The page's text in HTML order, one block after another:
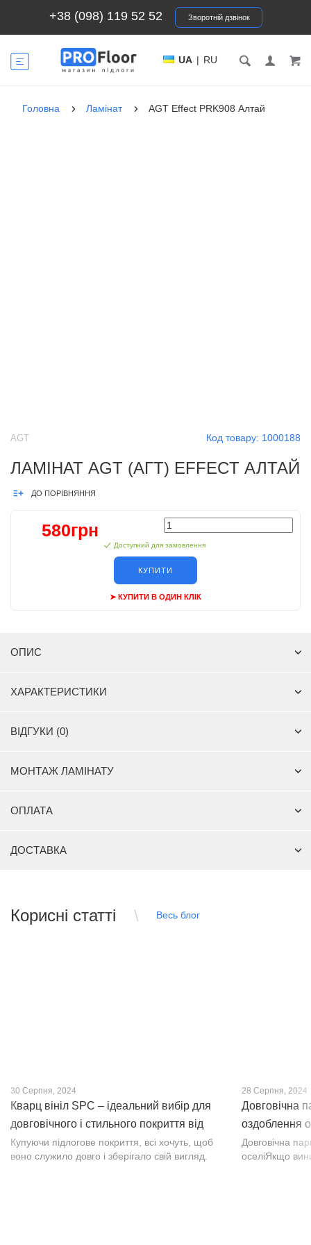
+38 (098) 119 52 52 Зворотній дзвінок
UA | RU
Головна Ламінат AGT Effect PRK908 Алтай
Код товару: 1000188
AGT
ЛАМІНАТ AGT (АГТ) EFFECT АЛТАЙ
ДО ПОРІВНЯННЯ
580грн
Доступний для замовлення
КУПИТИ
➤ КУПИТИ В ОДИН КЛІК
ОПИС
ХАРАКТЕРИСТИКИ
ВІДГУКИ (0)
МОНТАЖ ЛАМІНАТУ
ОПЛАТА
ДОСТАВКА
Корисні статті Весь блог
30 Серпня, 2024
Кварц вініл SPC – ідеальний вибір для
довговічного і стильного покриття від
PROFLOOR
Купуючи підлогове покриття, всі хочуть, щоб
воно служило довго і зберігало свій вигляд.
28 Серпня, 2024
Довговічна
оздоблення
Довговічна
оселіЯкщо